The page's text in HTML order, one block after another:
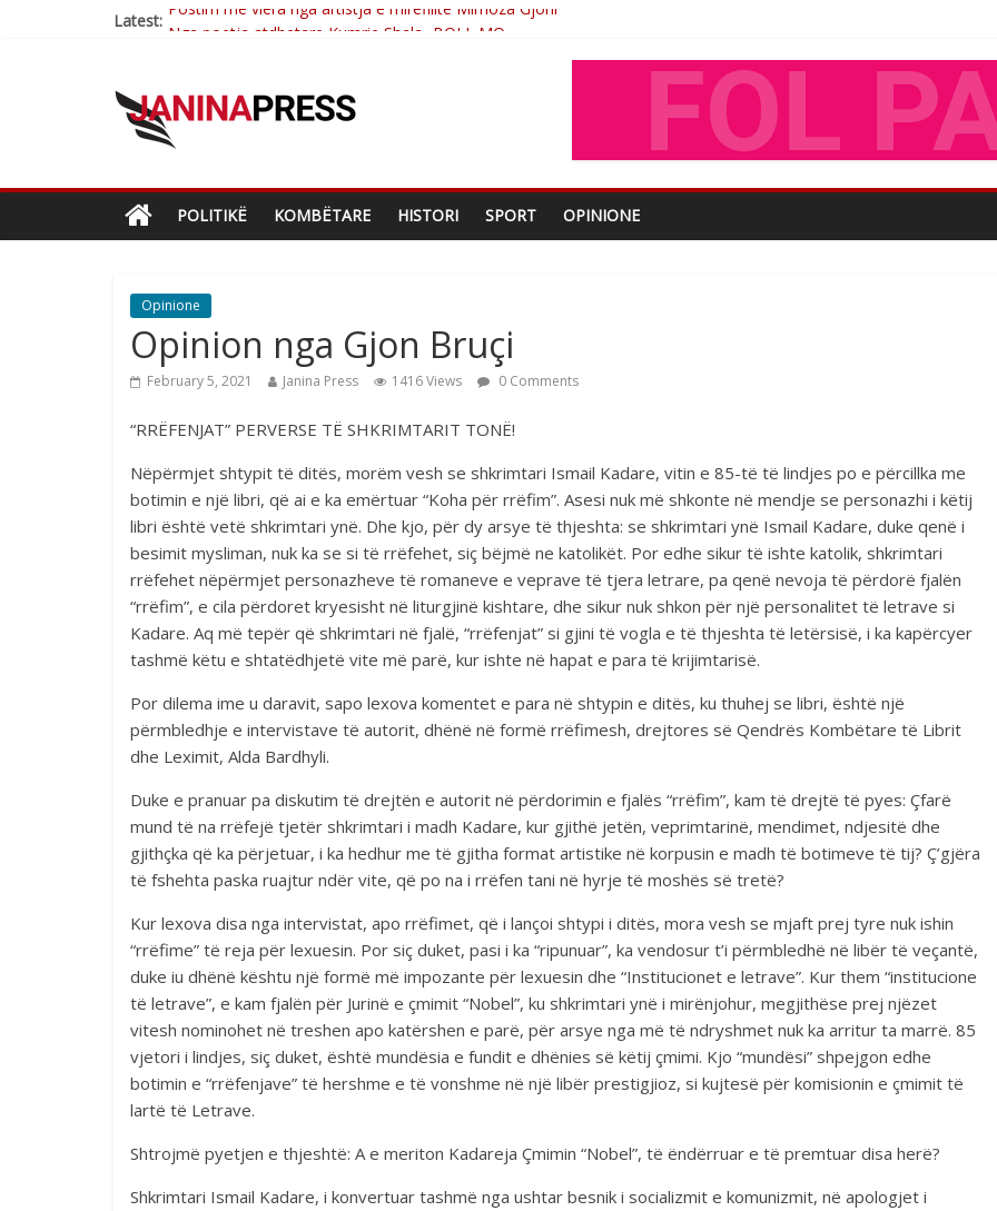
Latest: Nga poetja atdhetare Kumrie Shala -BOLL MO
Çlirimtari Mentor Mushkolaj nderohet me mirenjohje nga Xhevdet Qeriqi Dega e invalidëve në Fushë Kosovë
POLITIKË KOMBËTARE HISTORI SPORT OPINIONE
Opinione
Opinion nga Gjon Bruçi
February 5, 2021 Janina Press 1416 Views 0 Comments
“RRËFENJAT” PERVERSE TË SHKRIMTARIT TONË!
Nëpërmjet shtypit të ditës, morëm vesh se shkrimtari Ismail Kadare, vitin e 85-të të lindjes po e përcillka me
botimin e një libri, që ai e ka emërtuar “Koha për rrëfim”. Asesi nuk më shkonte në mendje se personazhi i këtij
libri është vetë shkrimtari ynë. Dhe kjo, për dy arsye të thjeshta: se shkrimtari ynë Ismail Kadare, duke qenë i
besimit mysliman, nuk ka se si të rrëfehet, siç bëjmë ne katolikët. Por edhe sikur të ishte katolik, shkrimtari
rrëfehet nëpërmjet personazheve të romaneve e veprave të tjera letrare, pa qenë nevoja të përdorë fjalën
“rrëfim”, e cila përdoret kryesisht në liturgjinë kishtare, dhe sikur nuk shkon për një personalitet të letrave si
Kadare. Aq më tepër që shkrimtari në fjalë, “rrëfenjat” si gjini të vogla e të thjeshta të letërsisë, i ka kapërcyer
tashmë këtu e shtatëdhjetë vite më parë, kur ishte në hapat e para të krijimtarisë.
Por dilema ime u daravit, sapo lexova komentet e para në shtypin e ditës, ku thuhej se libri, është një
përmbledhje e intervistave të autorit, dhënë në formë rrëfimesh, drejtores së Qendrës Kombëtare të Librit
dhe Leximit, Alda Bardhyli.
Duke e pranuar pa diskutim të drejtën e autorit në përdorimin e fjalës “rrëfim”, kam të drejtë të pyes: Çfarë
mund të na rrëfejë tjetër shkrimtari i madh Kadare, kur gjithë jetën, veprimtarinë, mendimet, ndjesitë dhe
gjithçka që ka përjetuar, i ka hedhur me të gjitha format artistike në korpusin e madh të botimeve të tij? Ç’gjëra
të fshehta paska ruajtur ndër vite, që po na i rrëfen tani në hyrje të moshës së tretë?
Kur lexova disa nga intervistat, apo rrëfimet, që i lançoi shtypi i ditës, mora vesh se mjaft prej tyre nuk ishin
“rrëfime” të reja për lexuesin. Por siç duket, pasi i ka “ripunuar”, ka vendosur t’i përmbledhë në libër të veçantë,
duke iu dhënë kështu një formë më impozante për lexuesin dhe “Institucionet e letrave”. Kur them “institucione
të letrave”, e kam fjalën për Jurinë e çmimit “Nobel”, ku shkrimtari ynë i mirënjohur, megjithëse prej njëzet
vitesh nominohet në treshen apo katërshen e parë, për arsye nga më të ndryshmet nuk ka arritur ta marrë. 85
vjetori i lindjes, siç duket, është mundësia e fundit e dhënies së këtij çmimi. Kjo “mundësi” shpejgon edhe
botimin e “rrëfenjave” të hershme e të vonshme në një libër prestigjioz, si kujtesë për komisionin e çmimit të
lartë të Letrave.
Shtrojmë pyetjen e thjeshtë: A e meriton Kadareja Çmimin “Nobel”, të ëndërruar e të premtuar disa herë?
Shkrimtari Ismail Kadare, i konvertuar tashmë nga ushtar besnik i socializmit e komunizmit, në apologjet i